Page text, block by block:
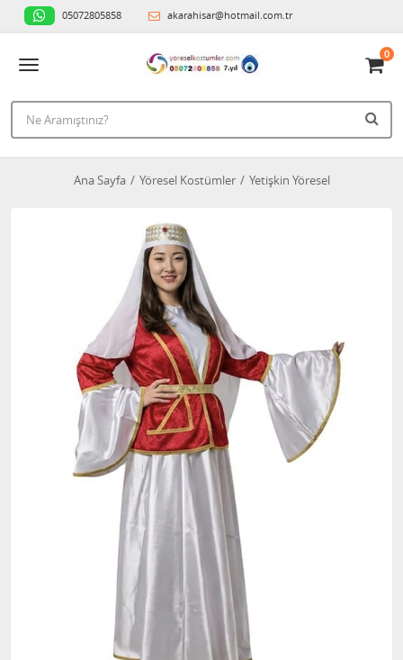
05072805858 akarahisar@hotmail.com.tr
0
Ana Sayfa Yöresel Kostümler Yetişkin Yöresel